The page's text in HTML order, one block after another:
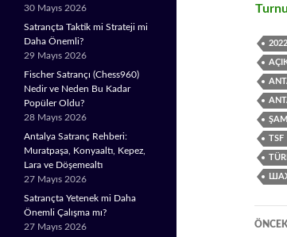
2022
TSF
30 Mayıs 2026
Satrançta Taktik mi Strateji mi
Daha Önemli?
29 Mayıs 2026
Fischer Satrançı (Chess960)
Nedir ve Neden Bu Kadar
Popüler Oldu?
28 Mayıs 2026
Antalya Satranç Rehberi:
Muratpaşa, Konyaaltı, Kepez,
Lara ve Döşemealtı
27 Mayıs 2026
Satrançta Yetenek mi Daha
Önemli Çalışma mı?
27 Mayıs 2026